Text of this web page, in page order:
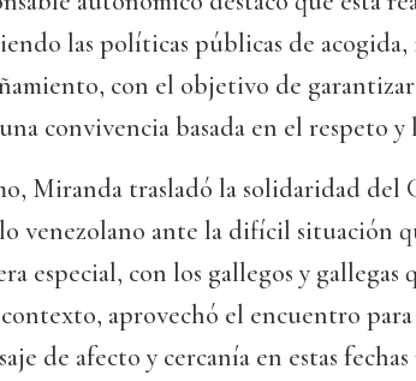
las políticas públicas de
con el objetivo de
convivencia basada en el respeto
Miranda trasladó la solidaridad del
venezolano ante la difícil situación
especial, con los gallegos y gallegas
aprovechó el encuentro
de afecto y cercanía en estas